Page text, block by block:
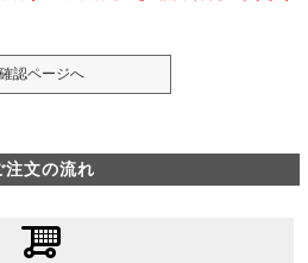
注文の流れ